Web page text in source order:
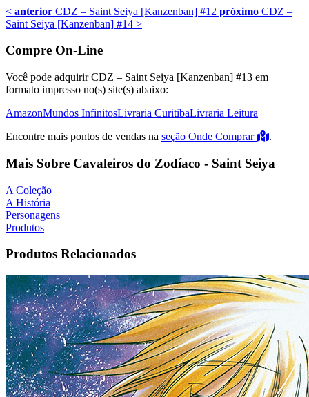
< anterior CDZ – Saint Seiya [Kanzenban] #12 próximo CDZ –
Saint Seiya [Kanzenban] #14 >
Compre On-Line
Você pode adquirir CDZ – Saint Seiya [Kanzenban] #13 em
formato impresso no(s) site(s) abaixo:
AmazonMundos InfinitosLivraria CuritibaLivraria Leitura
Encontre mais pontos de vendas na seção Onde Comprar .
Mais Sobre Cavaleiros do Zodíaco - Saint Seiya
A Coleção
A História
Personagens
Produtos
Produtos Relacionados